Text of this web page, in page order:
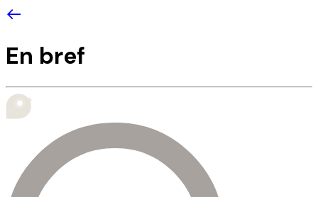
En bref